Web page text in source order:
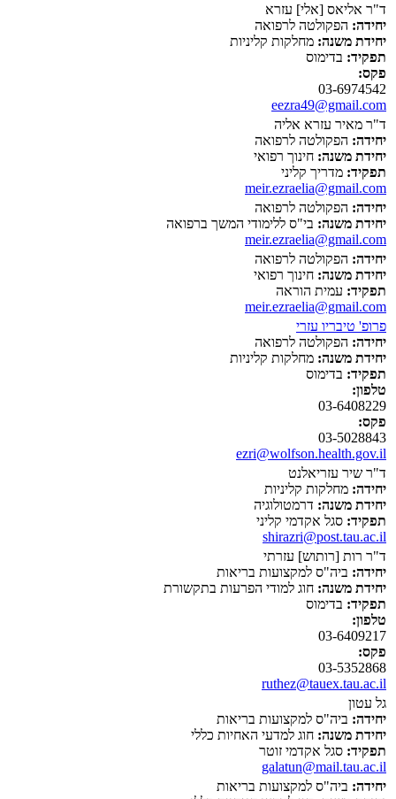
ד"ר אליאס [אלי] עזרא
יחידה: הפקולטה לרפואה
יחידת משנה: מחלקות קליניות
תפקיד: בדימוס
פקס:
03-6974542
eezra49@gmail.com
ד"ר מאיר עזרא אליה
יחידה: הפקולטה לרפואה
יחידת משנה: חינוך רפואי
תפקיד: מדריך קליני
meir.ezraelia@gmail.com
יחידה: הפקולטה לרפואה
יחידת משנה: בי"ס ללימודי המשך ברפואה
meir.ezraelia@gmail.com
יחידה: הפקולטה לרפואה
יחידת משנה: חינוך רפואי
תפקיד: עמית הוראה
meir.ezraelia@gmail.com
פרופ' טיבריו עזרי
יחידה: הפקולטה לרפואה
יחידת משנה: מחלקות קליניות
תפקיד: בדימוס
טלפון:
03-6408229
פקס:
03-5028843
ezri@wolfson.health.gov.il
ד"ר שיר עזריאלנט
יחידה: מחלקות קליניות
יחידת משנה: דרמטולוגיה
תפקיד: סגל אקדמי קליני
shirazri@post.tau.ac.il
ד"ר רות [רותוש] עזרתי
יחידה: ביה"ס למקצועות בריאות
יחידת משנה: חוג למודי הפרעות בתקשורת
תפקיד: בדימוס
טלפון:
03-6409217
פקס:
03-5352868
ruthez@tauex.tau.ac.il
גל עטון
יחידה: ביה"ס למקצועות בריאות
יחידת משנה: חוג למדעי האחיות כללי
תפקיד: סגל אקדמי זוטר
galatun@mail.tau.ac.il
יחידה: ביה"ס למקצועות בריאות